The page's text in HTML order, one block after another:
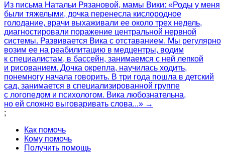
Из письма Натальи Рязановой, мамы Вики: «Роды у меня
были тяжелыми, дочка перенесла кислородное
голодание, врачи выхаживали ее около трех недель,
диагностировали поражение центральной нервной
системы. Развивается Вика с отставанием. Мы регулярно
возим ее на реабилитацию в медцентры, водим
к специалистам, в бассейн, занимаемся с ней лепкой
и рисованием. Дочка окрепла, научилась ходить,
понемногу начала говорить. В три года пошла в детский
сад, занимается в специализированной группе
с логопедом и психологом. Вика любознательна,
но ей сложно выговаривать слова...» →
;
Как помочь
Кому помочь
Получить помощь